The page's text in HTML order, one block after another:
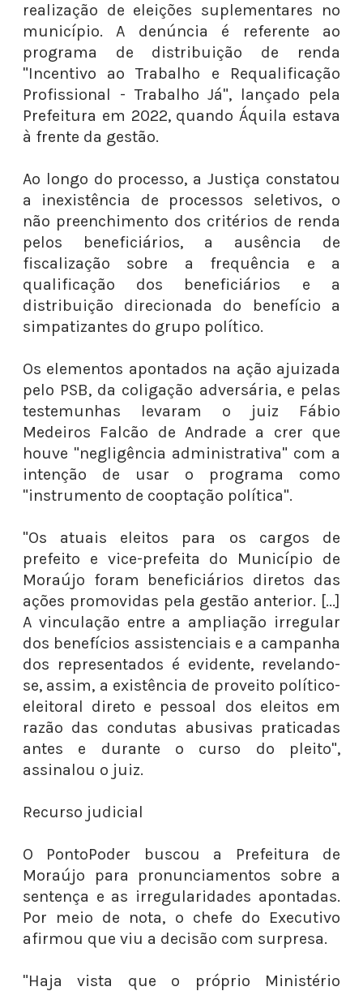
realização de eleições suplementares no
município. A denúncia é referente ao
programa de distribuição de renda
"Incentivo ao Trabalho e Requalificação
Profissional - Trabalho Já", lançado pela
Prefeitura em 2022, quando Áquila estava
à frente da gestão.
Ao longo do processo, a Justiça constatou
a inexistência de processos seletivos, o
não preenchimento dos critérios de renda
pelos beneficiários, a ausência de
fiscalização sobre a frequência e a
qualificação dos beneficiários e a
distribuição direcionada do benefício a
simpatizantes do grupo político.
Os elementos apontados na ação ajuizada
pelo PSB, da coligação adversária, e pelas
testemunhas levaram o juiz Fábio
Medeiros Falcão de Andrade a crer que
houve "negligência administrativa" com a
intenção de usar o programa como
"instrumento de cooptação política".
"Os atuais eleitos para os cargos de
prefeito e vice-prefeita do Município de
Moraújo foram beneficiários diretos das
ações promovidas pela gestão anterior. [...]
A vinculação entre a ampliação irregular
dos benefícios assistenciais e a campanha
dos representados é evidente, revelando-
se, assim, a existência de proveito político-
eleitoral direto e pessoal dos eleitos em
razão das condutas abusivas praticadas
antes e durante o curso do pleito",
assinalou o juiz.
Recurso judicial
O PontoPoder buscou a Prefeitura de
Moraújo para pronunciamentos sobre a
sentença e as irregularidades apontadas.
Por meio de nota, o chefe do Executivo
afirmou que viu a decisão com surpresa.
"Haja vista que o próprio Ministério